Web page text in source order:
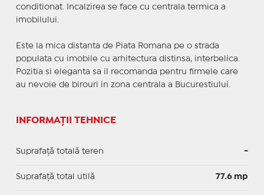
conditionat. Incalzirea se face cu centrala termica a
imobilului.
Este la mica distanta de Piata Romana pe o strada
populata cu imobile cu arhitectura distinsa, interbelica.
Pozitia si eleganta sa il recomanda pentru firmele care
au nevoie de birouri in zona centrala a Bucurestiului.
INFORMAȚII TEHNICE
Suprafață totală teren -
Suprafaţă total utilă 77.6 mp